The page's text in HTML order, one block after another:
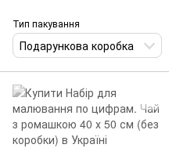
Тип пакування
Подарункова коробка